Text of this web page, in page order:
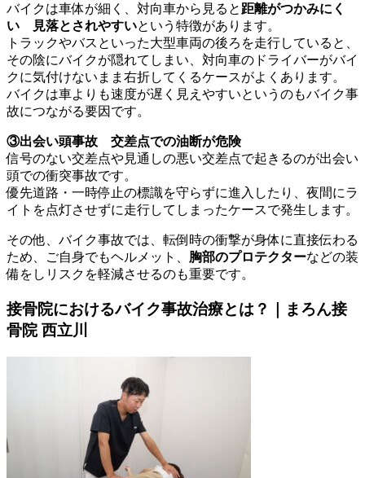
バイクは車体が細く、対向車から見ると 距離がつかみにく
い 見落とされやすいという特徴があります。
トラックやバスといった大型車両の後ろを走行していると、
その陰にバイクが隠れてしまい、対向車のドライバーがバイ
クに気付けないまま右折してくるケースがよくあります。
バイクは車よりも速度が遅く見えやすいというのもバイク事
故につながる要因です。
③出会い頭事故 交差点での油断が危険
信号のない交差点や見通しの悪い交差点で起きるのが出会い
頭での衝突事故です。
優先道路・一時停止の標識を守らずに進入したり、夜間にラ
イトを点灯させずに走行してしまったケースで発生します。
その他、バイク事故では、転倒時の衝撃が身体に直接伝わる
ため、ご自身でもヘルメット、 胸部のプロテクターなどの装
備をしリスクを軽減させるのも重要です。
接骨院におけるバイク事故治療とは？｜まろん接
骨院 西立川